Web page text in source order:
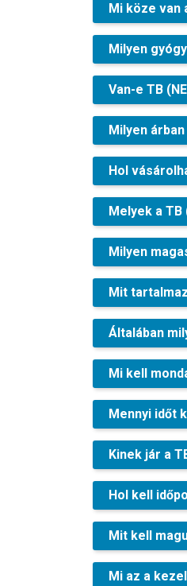
Mi köze van
Milyen
Van-e TB
Milyen
Hol
Melyek a
Milyen
Mit
Általában
Mi kell
Mennyi időt
Kinek jár a
Hol kell
Mit kell
Mi az a